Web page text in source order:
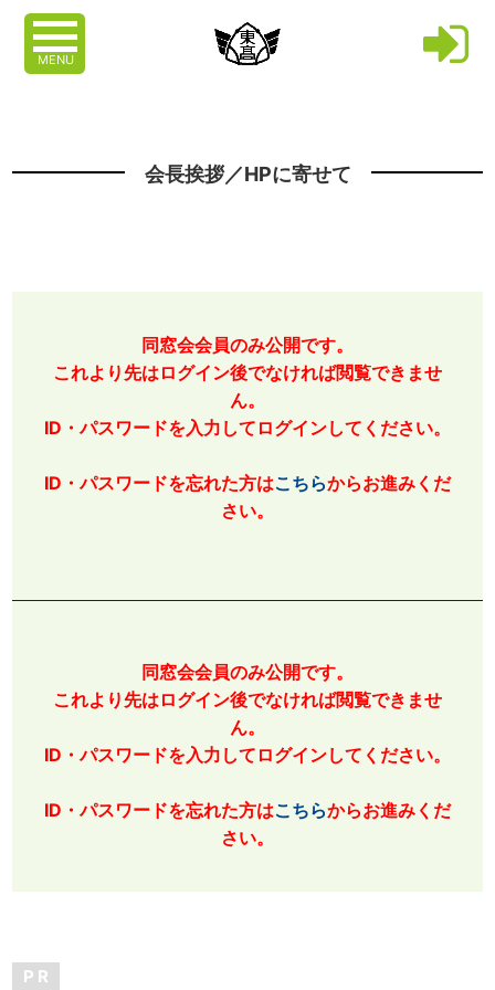
MENU
会長挨拶／HPに寄せて
同窓会会員のみ公開です。
これより先はログイン後でなければ閲覧できませ
ん。
ID・パスワードを入力してログインしてください。
ID・パスワードを忘れた方はこちらからお進みくだ
さい。
同窓会会員のみ公開です。
これより先はログイン後でなければ閲覧できませ
ん。
ID・パスワードを入力してログインしてください。
ID・パスワードを忘れた方はこちらからお進みくだ
さい。
P R